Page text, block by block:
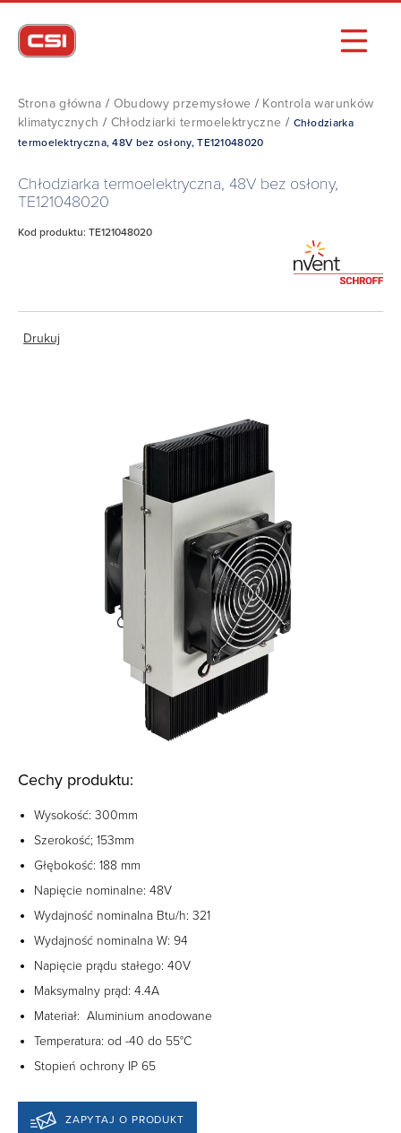
Strona główna / Obudowy przemysłowe / Kontrola warunków
klimatycznych / Chłodziarki termoelektryczne / Chłodziarka
termoelektryczna, 48V bez osłony, TE121048020
Chłodziarka termoelektryczna, 48V bez osłony,
TE121048020
Kod produktu: TE121048020
Drukuj
Cechy produktu:
Wysokość: 300mm
Szerokość; 153mm
Głębokość: 188 mm
Napięcie nominalne: 48V
Wydajność nominalna Btu/h: 321
Wydajność nominalna W: 94
Napięcie prądu stałego: 40V
Maksymalny prąd: 4.4A
Materiał: Aluminium anodowane
Temperatura: od -40 do 55°C
Stopień ochrony IP 65
ZAPYTAJ O PRODUKT